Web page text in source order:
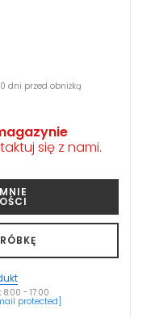
dni przed obniżką
się z nami.
- 17:00
protected]